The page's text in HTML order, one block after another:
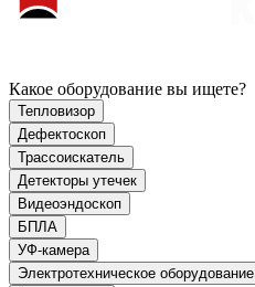
Какое оборудование вы ищете?
Тепловизор
Дефектоскоп
Трассоискатель
Детекторы утечек
Видеоэндоскоп
БПЛА
УФ-камера
Электротехническое оборудование